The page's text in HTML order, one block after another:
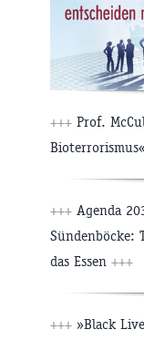
+++ Prof.
Bioterrorismus«
+++ Agenda
Sündenböcke:
das Essen +++
+++ »Black